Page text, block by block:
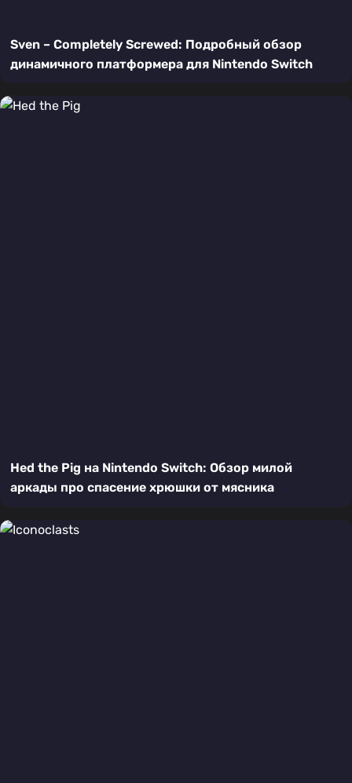
Sven – Completely Screwed: Подробный обзор
динамичного платформера для Nintendo Switch
Hed the Pig на Nintendo Switch: Обзор милой
аркады про спасение хрюшки от мясника